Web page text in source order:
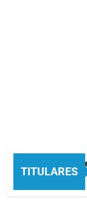
TITULARES
La Justicia
3 Horas Atrás